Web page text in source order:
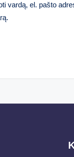
vardą, el. pašto